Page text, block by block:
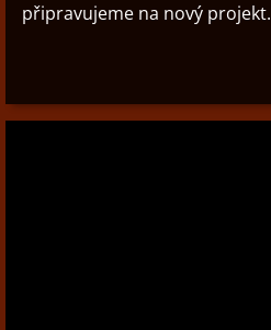
připravujeme na nový projekt.